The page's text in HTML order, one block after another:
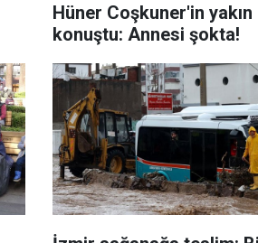
Hüner Coşkuner'in yakın
konuştu: Annesi şokta!